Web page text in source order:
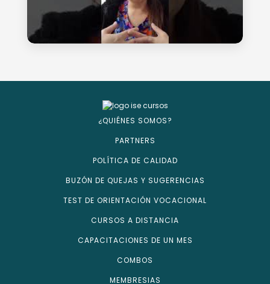
¿QUIÉNES SOMOS?
PARTNERS
POLÍTICA DE CALIDAD
BUZÓN DE QUEJAS Y SUGERENCIAS
TEST DE ORIENTACIÓN VOCACIONAL
CURSOS A DISTANCIA
CAPACITACIONES DE UN MES
COMBOS
MEMBRESIAS